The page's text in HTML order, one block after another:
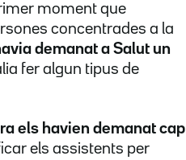
moment que
concentrades a la
demanat a Salut un
fer algun tipus de
els havien demanat cap
els assistents per